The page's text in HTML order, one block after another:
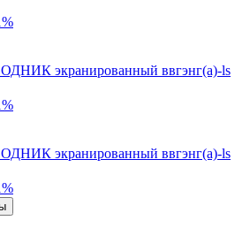
экранированный ввгэнг(a)-ls
экранированный ввгэнг(a)-ls